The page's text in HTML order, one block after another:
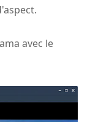
avec le